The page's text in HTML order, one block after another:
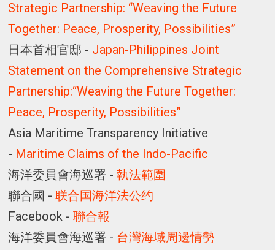
Strategic Partnership: “Weaving the Future
Together: Peace, Prosperity, Possibilities”
日本首相官邸 - Japan-Philippines Joint
Statement on the Comprehensive Strategic
Partnership:“Weaving the Future Together:
Peace, Prosperity, Possibilities”
Asia Maritime Transparency Initiative
- Maritime Claims of the Indo-Pacific
海洋委員會海巡署 -執法範圍
聯合國 -联合国海洋法公约
Facebook -聯合報
海洋委員會海巡署 - 台灣海域周邊情勢